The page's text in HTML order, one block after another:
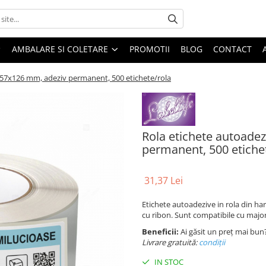
AMBALARE SI COLETARE PROMOTII BLOG CONTACT
mm, adeziv permanent, 500 etichete/rola
Rola etichete
permanent, 500
31,37 Lei
Etichete autoadezive in rola din
cu ribon. Sunt compatibile cu
Beneficii: Ai găsit un preț mai
Livrare gratuită:condiții
IN STOC